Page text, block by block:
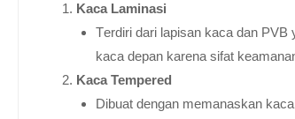
Kaca Laminasi
Terdiri dari lapisan kaca dan
kaca depan karena sifat
Kaca Tempered
Dibuat dengan memanaskan